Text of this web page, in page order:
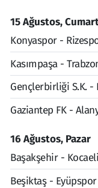
15 Ağustos,
Konyaspor -
Kasımpaşa -
Gençlerbirliği S.K. -
Gaziantep FK -
16 Ağustos, Pazar
Başakşehir -
Beşiktaş - Eyüpspor